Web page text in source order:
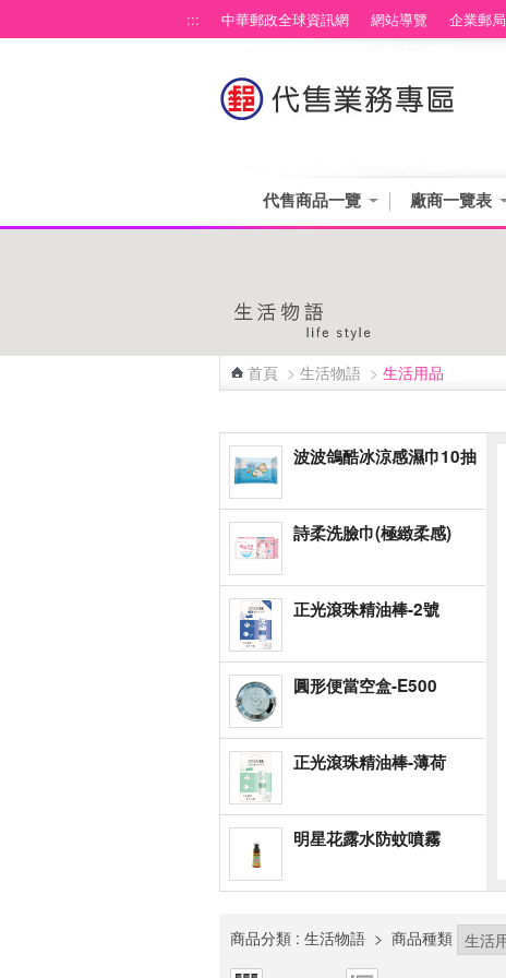
::: 中華郵政全球資訊網 網站導覽 企業郵局
代售商品一覽 廠商一覽表
首頁 > 生活物語 > 生活用品
波波鴿酷冰涼感濕巾10抽
詩柔洗臉巾(極緻柔感)
正光滾珠精油棒-2號
圓形便當空盒-E500
正光滾珠精油棒-薄荷
明星花露水防蚊噴霧
商品分類 : 生活物語 > 商品種類